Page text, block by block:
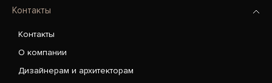
Контакты
Контакты
О компании
Дизайнерам и архитекторам